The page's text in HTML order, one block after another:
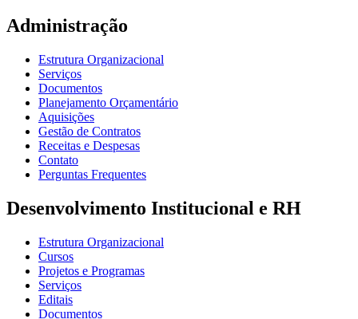
Administração
Estrutura Organizacional
Serviços
Documentos
Planejamento Orçamentário
Aquisições
Gestão de Contratos
Receitas e Despesas
Contato
Perguntas Frequentes
Desenvolvimento Institucional e RH
Estrutura Organizacional
Cursos
Projetos e Programas
Serviços
Editais
Documentos